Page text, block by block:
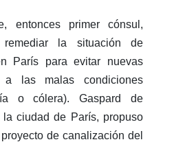
entonces primer cónsul,
la situación de
París para evitar nuevas
a las malas condiciones
o cólera). Gaspard de
ciudad de París, propuso
de canalización del